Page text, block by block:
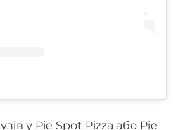
у Pie Spot Pizza або Pie